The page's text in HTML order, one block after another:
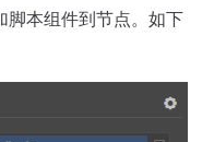
脚本组件到节点。如下